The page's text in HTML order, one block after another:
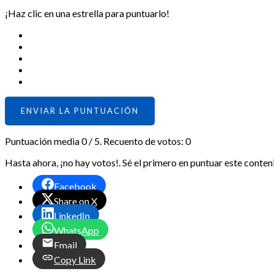
¡Haz clic en una estrella para puntuarlo!
ENVIAR LA PUNTUACIÓN
Puntuación media0/ 5. Recuento de votos: 0
Hasta ahora, ¡no hay votos!. Sé el primero en puntuar este
Facebook
Share on X
LinkedIn
WhatsApp
Email
Copy Link